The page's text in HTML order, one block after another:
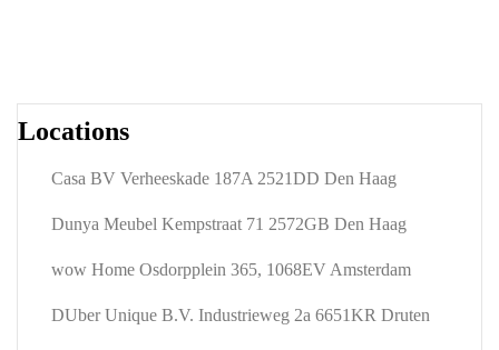
Locations
Casa BV Verheeskade 187A 2521DD Den Haag
Dunya Meubel Kempstraat 71 2572GB Den Haag
wow Home Osdorpplein 365, 1068EV Amsterdam
DUber Unique B.V. Industrieweg 2a 6651KR Druten